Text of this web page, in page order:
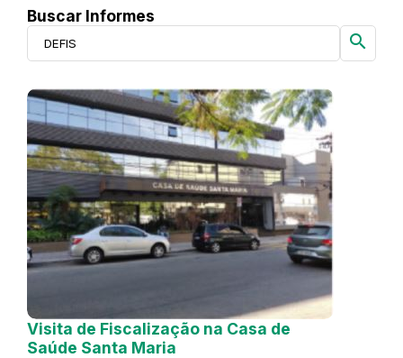
Buscar Informes
search
Visita de Fiscalização na Casa de
Saúde Santa Maria